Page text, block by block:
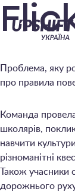
–
Проблема, яку
про правила
Команда
школярів,
навчити
різноманітні
Також учасники
дорожнього